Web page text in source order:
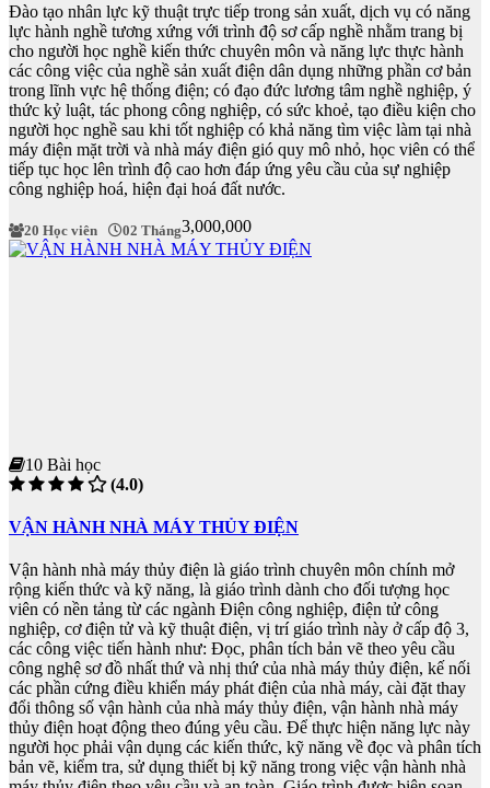
Đào tạo nhân lực kỹ thuật trực tiếp trong sản xuất, dịch vụ có năng
lực hành nghề tương xứng với trình độ sơ cấp nghề nhằm trang bị
cho người học nghề kiến thức chuyên môn và năng lực thực hành
các công việc của nghề sản xuất điện dân dụng những phần cơ bản
trong lĩnh vực hệ thống điện; có đạo đức lương tâm nghề nghiệp, ý
thức kỷ luật, tác phong công nghiệp, có sức khoẻ, tạo điều kiện cho
người học nghề sau khi tốt nghiệp có khả năng tìm việc làm tại nhà
máy điện mặt trời và nhà máy điện gió quy mô nhỏ, học viên có thể
tiếp tục học lên trình độ cao hơn đáp ứng yêu cầu của sự nghiệp
công nghiệp hoá, hiện đại hoá đất nước.
20 Học viên 02 Tháng3,000,000
10 Bài học
(4.0)
VẬN HÀNH NHÀ MÁY THỦY ĐIỆN
Vận hành nhà máy thủy điện là giáo trình chuyên môn chính mở
rộng kiến thức và kỹ năng, là giáo trình dành cho đối tượng học
viên có nền tảng từ các ngành Điện công nghiệp, điện tử công
nghiệp, cơ điện tử và kỹ thuật điện, vị trí giáo trình này ở cấp độ 3,
các công việc tiến hành như: Đọc, phân tích bản vẽ theo yêu cầu
công nghệ sơ đồ nhất thứ và nhị thứ của nhà máy thủy điện, kế nối
các phần cứng điều khiển máy phát điện của nhà máy, cài đặt thay
đổi thông số vận hành của nhà máy thủy điện, vận hành nhà máy
thủy điện hoạt động theo đúng yêu cầu. Để thực hiện năng lực này
người học phải vận dụng các kiến thức, kỹ năng về đọc và phân tích
bản vẽ, kiểm tra, sử dụng thiết bị kỹ năng trong việc vận hành nhà